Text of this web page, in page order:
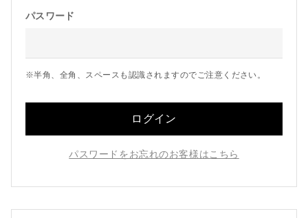
パスワード
※半角、全角、スペースも認識されますのでご注意ください。
ログイン
パスワードをお忘れのお客様はこちら